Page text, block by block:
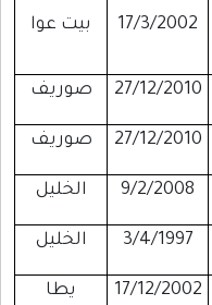
17/3/2002 بيت عوا
27/12/2010 صوريف
27/12/2010 صوريف
9/2/2008 الخليل
3/4/1997 الخليل
17/12/2002 يطا